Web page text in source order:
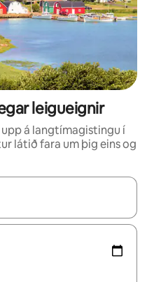
leigueignir
á langtímagistingu í
látið fara um þig eins og
nota upp og niður